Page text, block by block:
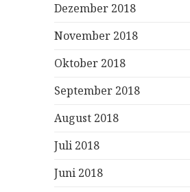
Dezember 2018
November 2018
Oktober 2018
September 2018
August 2018
Juli 2018
Juni 2018